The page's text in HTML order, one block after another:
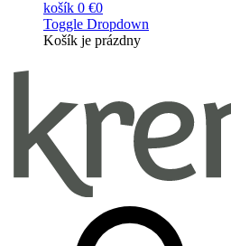
košík 0 €0
Toggle Dropdown
Košík je prázdny